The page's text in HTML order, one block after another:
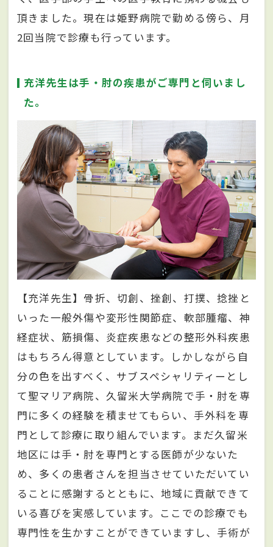
頂きました。現在は姫野病院で勤める傍ら、月
2回当院で診療も行っています。
充洋先生は手・肘の疾患がご専門と伺いまし
た。
【充洋先生】骨折、切創、挫創、打撲、捻挫と
いった一般外傷や変形性関節症、軟部腫瘤、神
経症状、筋損傷、炎症疾患などの整形外科疾患
はもちろん得意としています。しかしながら自
分の色を出すべく、サブスペシャリティーとし
て聖マリア病院、久留米大学病院で手・肘を専
門に多くの経験を積ませてもらい、手外科を専
門として診療に取り組んでいます。まだ久留米
地区には手・肘を専門とする医師が少ないた
め、多くの患者さんを担当させていただいてい
ることに感謝するとともに、地域に貢献できて
いる喜びを実感しています。ここでの診療でも
専門性を生かすことができていますし、手術が